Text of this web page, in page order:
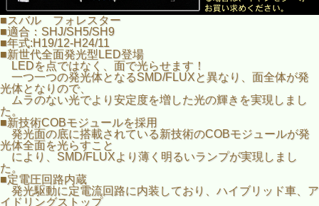
■スバル フォレスター
■適合：SHJ/SH5/SH9
■年式:H19/12-H24/11
■新世代全面発光型LED登場
LEDを点ではなく、面で光らせます！
一つ一つの発光体となるSMD/FLUXと異なり、面全体が発
光体となりので、
ムラのない光でより安定度を増した光の輝きを実現しまし
た。
■新技術COBモジュールを採用
発光面の底に搭載されている新技術のCOBモジュールが発
光体全面を光らすこと
により、SMD/FLUXより薄く明るいランプが実現しまし
た。
■定電圧回路内蔵
発光駆動に定電流回路に内装しており、ハイブリッド車、ア
イドリングストップ